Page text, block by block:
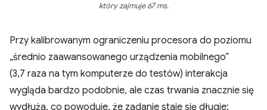
który zajmuje 67 ms.
Przy kalibrowanym ograniczeniu procesora do poziomu
„średnio zaawansowanego urządzenia mobilnego”
(3,7 raza na tym komputerze do testów) interakcja
wygląda bardzo podobnie, ale czas trwania znacznie się
wydłuża, co powoduje, że zadanie staje się długie: